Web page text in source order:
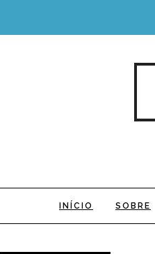
INÍCIO SOBRE